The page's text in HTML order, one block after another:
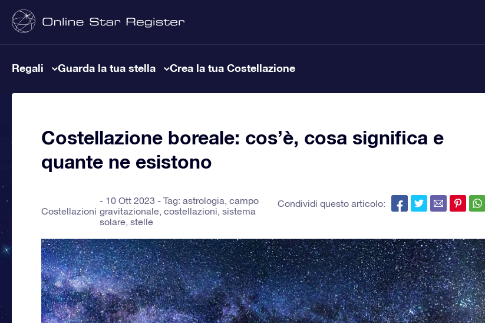
Regali Guarda la tua stella Crea la tua Costellazione
Costellazione boreale: cos’è, cosa significa e
quante ne esistono
Costellazioni
10 Ott 2023 - Tag: astrologia, campo
gravitazionale, costellazioni, sistema
solare, stelle
Condividi questo articolo: